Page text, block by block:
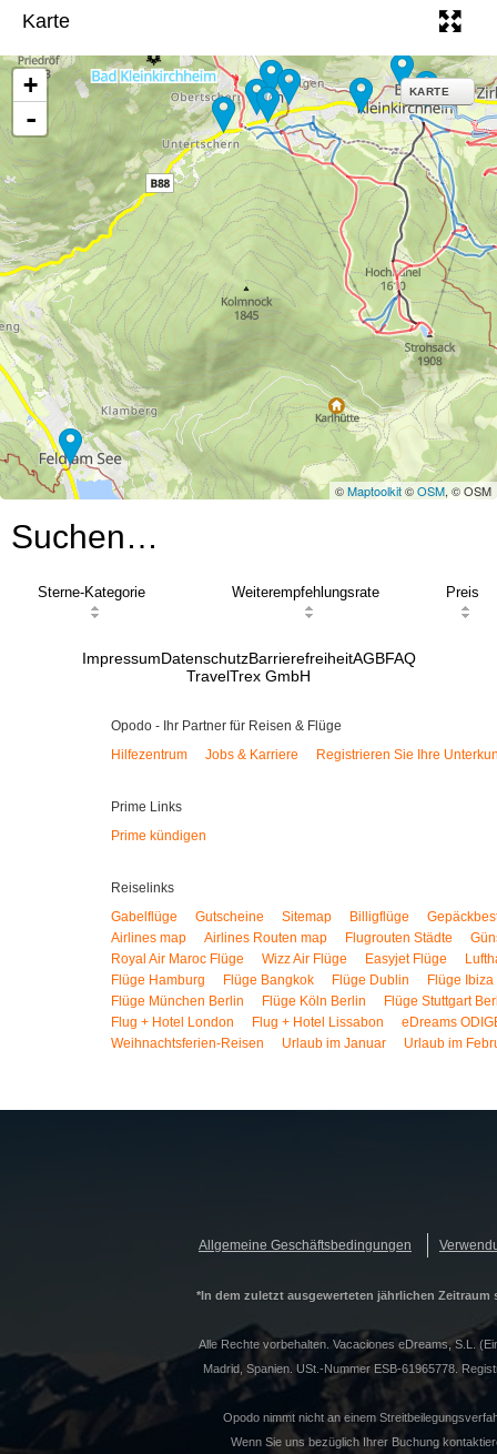
Karte
+
-
KARTE
©Maptoolkit©OSM, © OSM
Suchen…
Sterne-Kategorie Weiterempfehlungsrate Preis
ImpressumDatenschutzBarrierefreiheitAGBFAQ
TravelTrex GmbH